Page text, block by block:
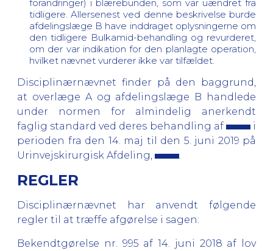
forandringer) i blærebunden, som var uændret fra
tidligere. Allersenest ved denne beskrivelse burde
afdelingslæge B have inddraget oplysningerne om
den tidligere Bulkamid-behandling og revurderet,
om der var indikation for den planlagte operation,
hvilket nævnet vurderer ikke var tilfældet.
Disciplinærnævnet finder på den baggrund,
at overlæge A og afdelingslæge B handlede
under normen for almindelig anerkendt
faglig standard ved deres behandling af
i
perioden fra den 14. maj til den 5. juni 2019 på
Urinvejskirurgisk Afdeling,
REGLER
Disciplinærnævnet har anvendt følgende
regler til at træffe afgørelse i sagen:
Bekendtgørelse nr. 995 af 14. juni 2018 af lov